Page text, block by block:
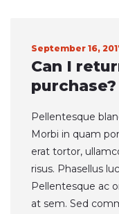
September 16,
Can I
purchase?
Pellentesque
Morbi in quam
erat tortor,
risus. Phasellus
Pellentesque ac
at sem. Sed